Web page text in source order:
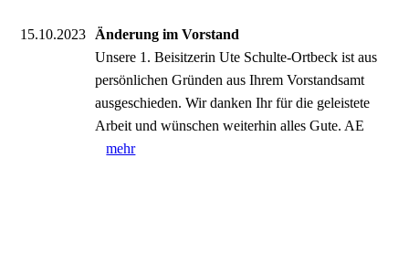
15.10.2023
Änderung im Vorstand
Unsere 1. Beisitzerin Ute Schulte-Ortbeck ist aus
persönlichen Gründen aus Ihrem Vorstandsamt
ausgeschieden. Wir danken Ihr für die geleistete
Arbeit und wünschen weiterhin alles Gute. AE
mehr